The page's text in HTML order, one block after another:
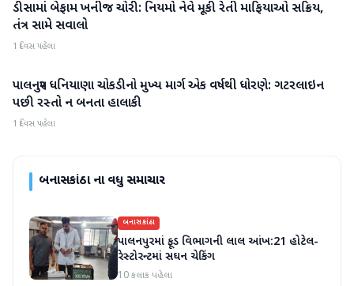
બનાસકાંઠા
ડીસામાં બેફામ ખનીજ ચોરી: નિયમો નેવે મૂકી રેતી માફિયાઓ સક્રિય,
તંત્ર સામે સવાલો
1 દિવસ પહેલા
બનાસકાંઠા
પાલનપુર ધનિયાણા ચોકડીનો મુખ્ય માર્ગ એક વર્ષથી ધોરણે: ગટરલાઇન
પછી રસ્તો ન બનતા હાલાકી
1 દિવસ પહેલા
બનાસકાંઠાના વધુ સમાચાર
બનાસકાંઠા
પાલનપુરમાં ફૂડ વિભાગની લાલ આંખ:21 હોટેલ-
રેસ્ટોરન્ટમાં સઘન ચેકિંગ
10 કલાક પહેલા